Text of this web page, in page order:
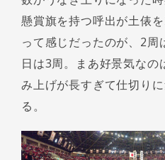
懸賞旗を持つ呼出が土俵
って感じだったのが、2
日は3周。まあ好景気な
み上げが長すぎて仕切り
る。